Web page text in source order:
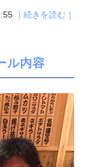
｜続きを読む｜
ル内容